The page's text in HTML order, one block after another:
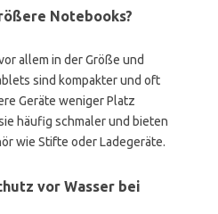
Notebooks?
allem in der Größe und
sind kompakter und oft
Geräte weniger Platz
häufig schmaler und bieten
wie Stifte oder Ladegeräte.
vor Wasser bei